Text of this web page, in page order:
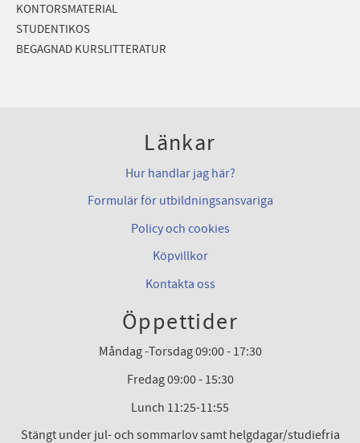
KONTORSMATERIAL
STUDENTIKOS
BEGAGNAD KURSLITTERATUR
Länkar
Hur handlar jag här?
Formulär för utbildningsansvariga
Policy och cookies
Köpvillkor
Kontakta oss
Öppettider
Måndag -Torsdag 09:00 - 17:30
Fredag 09:00 - 15:30
Lunch 11:25-11:55
Stängt under jul- och sommarlov samt helgdagar/studiefria